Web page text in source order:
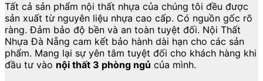
Tất cả sản phẩm nội thất nhựa của chúng tôi đều được
sản xuất từ nguyên liệu nhựa cao cấp. Có nguồn gốc rõ
ràng. Đảm bảo độ bền và an toàn tuyệt đối. Nội Thất
Nhựa Đà Nẵng cam kết bảo hành dài hạn cho các sản
phẩm. Mang lại sự yên tâm tuyệt đối cho khách hàng khi
đầu tư vào nội thất 3 phòng ngủ của mình.